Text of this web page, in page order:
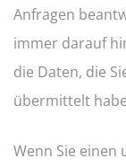
Anfragen
immer darauf
die Daten, die
übermittelt
Wenn Sie einen